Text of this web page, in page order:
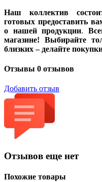
Наш коллектив
готовых предоставить
о нашей продукции.
магазине! Выбирайте
близких – делайте
Отзывы 0 отзывов
Добавить отзыв
Отзывов еще нет
Похожие товары